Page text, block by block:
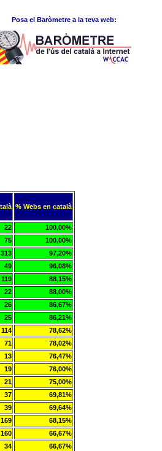
Posa el Baròmetre a la teva web:
% Webs en català
22
100,00%
75
100,00%
313
97,20%
49
96,08%
119
88,15%
22
88,00%
26
86,67%
25
86,21%
114
78,62%
71
78,02%
13
76,47%
19
76,00%
21
75,00%
37
69,81%
39
69,64%
169
68,15%
160
66,67%
34
66,67%